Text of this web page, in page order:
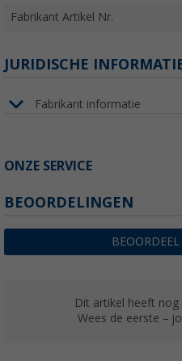
Fabrikant Artikel Nr.
JURIDISCHE
Fabrikant informatie
ONZE SERVICE
BEOORDELINGEN
Dit artikel heeft nog
Wees de eerste –